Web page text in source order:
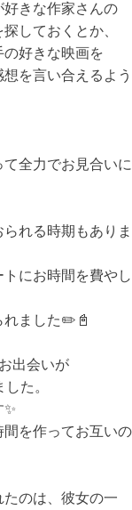
きな作家さんの
しておくとか、
好きな映画を
を言い合えるよう
全力でお見合いに
れる時期もありま
にお時間を費やし
れました✏️📓
出会いが
た。
を作ってお互いの
のは、彼女の一